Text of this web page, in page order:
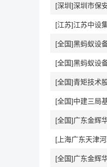
[深圳]深圳市保
[江苏]江苏中设
[全国]黑蚂蚁设
[全国]黑蚂蚁设
[全国]青矩技术
[全国]中建三局
[全国]广东金辉
[全国]广东金辉